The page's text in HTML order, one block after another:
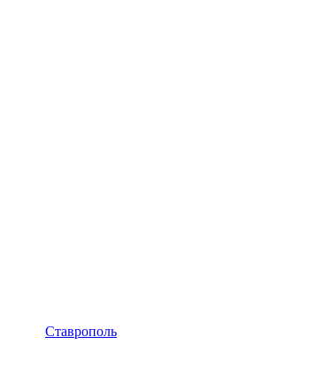
Ставрополь